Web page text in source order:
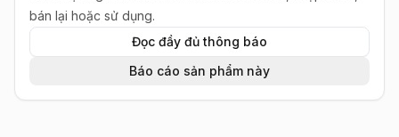
bán lại hoặc sử dụng.
Đọc đầy đủ thông báo
Báo cáo sản phẩm này